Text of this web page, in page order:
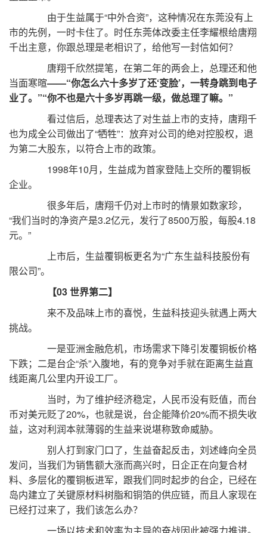
由于生益属于“中外合资”，这种情况在东莞没有上
市的先例，一时卡住了。时任东莞体改委主任李耀根给唐翔
千出主意，你跟总理是老相识了，给他写一封信如何？
唐翔千欣然提笔，在第二年的两会上，总理还和他
当面寒暄——“你怎么六十多岁了还‘变脸’，一转身跳到电子
业了。”“你不也是六十多岁再跳一级，做总理了嘛。”
看过信后，总理表达了对生益上市的支持，唐翔千
也为成全公司做出了“牺牲”：放弃对公司的绝对控股权，退
为第二大股东，以符合上市的政策。
1998年10月，生益成为首家登陆上交所的覆铜板
企业。
很多年后，唐翔千仍对上市时的情景如数家珍，
“我们当时的净资产是3.2亿元，发行了8500万股，每股4.18
元。”
上市后，生益覆铜板更名为“广东生益科技股份有
限公司”。
【03 世界第二】
来不及品味上市的喜悦，生益科技迎头就遇上两大
挑战。
一是亚洲金融危机，市场需求下降引发覆铜板价格
下跌；二是台企“杀”入腹地，有的竞争对手就在距离生益直
线距离几公里内开设工厂。
当时，为了维护经济稳定，人民币没有贬值，而台
币对美元贬了20%，也就是说，台企能降价20%而不损失收
益，这对利润本就薄弱的生益来说堪称致命威胁。
别人打到家门口了，生益奋起反击，刘述峰向全员
发问，当我们为销售额大涨而高兴时，日企正在向复合材
料、多层化的覆铜板进军，跟我们同时起步的台企，已经在
岛内建立了关键原材料树脂和铜箔的供应链，而且人家现在
已经打过来了，我们该怎么办？
一场以技术和效率为主导的奋战因此被强力推进。